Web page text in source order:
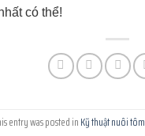
có thể!
entry was posted inKỹ thuật nuôi tôm